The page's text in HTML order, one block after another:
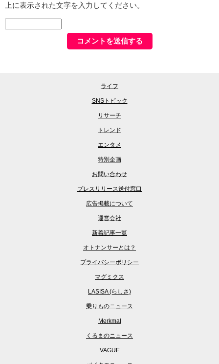
上に表示された文字を入力してください。
ライフ
SNSトピック
リサーチ
トレンド
エンタメ
特別企画
お問い合わせ
プレスリリース送付窓口
広告掲載について
運営会社
新着記事一覧
オトナンサーとは？
プライバシーポリシー
マグミクス
LASISA (らしさ)
乗りものニュース
Merkmal
くるまのニュース
VAGUE